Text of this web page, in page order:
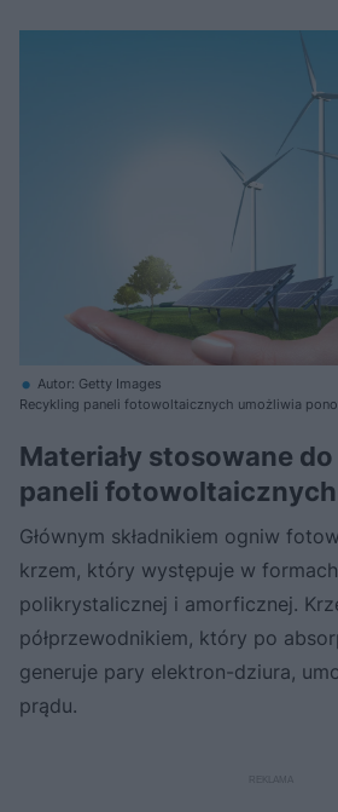
Autor: Getty Images
Recykling paneli fotowoltaicznych umożliwia
rozwoju odnawialnych źródeł energii
Materiały stosowane
paneli fotowoltaicznych
Głównym składnikiem ogniw
krzem, który występuje w
polikrystalicznej i amorficznej.
półprzewodnikiem, który po
generuje pary elektron-dziura,
prądu.